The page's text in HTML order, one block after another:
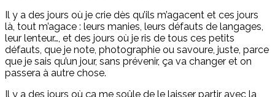
Il y a des jours où je crie dès qu’ils m’agacent et ces jours
là, tout m’agace : leurs manies, leurs défauts de langages,
leur lenteur…, et des jours où je ris de tous ces petits
défauts, que je note, photographie ou savoure, juste, parce
que je sais qu’un jour, sans prévenir, ça va changer et on
passera à autre chose.
Il y a des jours où ça me soûle de le laisser partir avec la